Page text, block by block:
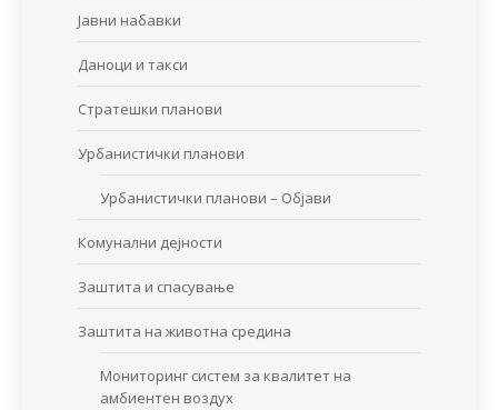
Јавни набавки
Даноци и такси
Стратешки планови
Урбанистички планови
Урбанистички планови – Објави
Комунални дејности
Заштита и спасување
Заштита на животна средина
Мониторинг систем за квалитет на
амбиентен воздух